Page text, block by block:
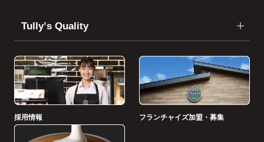
Tullyʼs Quality
採用情報 フランチャイズ加盟・募集